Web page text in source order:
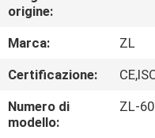
NOI
GIRO
DELLA
FABBRICA
origine:
Marca:
ZL
Certificazione:
Numero di
modello:
ZL-